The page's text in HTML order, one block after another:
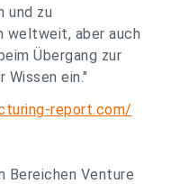
und zu
weltweit, aber auch
Übergang zur
Wissen ein."
report.com/
Bereichen Venture